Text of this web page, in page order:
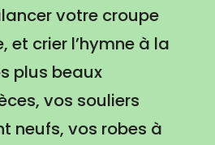
votre croupe
crier l’hymne à la
plus beaux
vos souliers
neufs, vos robes à